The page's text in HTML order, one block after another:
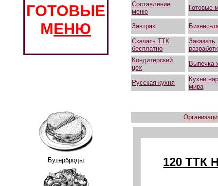
ГОТОВЫЕ
МЕНЮ
Составление
меню
Готовые
Завтрак Бизнес-
Скачать ТТК
бесплатно
Заказать
Кондитерский
цех
Выпечка
Русская кухня
Кухни
мира
Бутерброды 120